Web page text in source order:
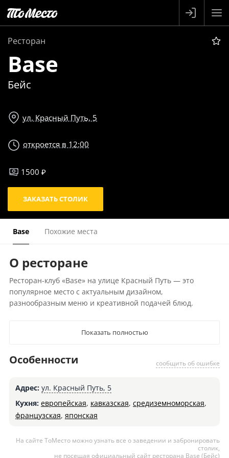
Ресторан
Base
Бейс
ул. Красный Путь, 5
откроется в 12:00
1500 ₽
ЗАКАЗАТЬ СТОЛИК
Base Похожие места
О ресторане
Ресторан-клуб «Base» на улице Красный Путь — это
популярное место с актуальным дизайном,
разнообразным меню и креативной подачей блюд.
Показать полностью
сообщить об ошибке
Особенности
Адрес: ул. Красный Путь, 5
Кухня: европейская, кавказская, средиземноморская,
французская, японская
На сайте ТоМесто можно узнать все о заведении и забронировать
столик,
не посещая официальный сайт ресторана Base (Бейс)